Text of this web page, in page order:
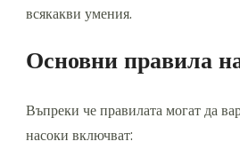
всякакви умения.
Основни правила
Въпреки че правилата могат да
насоки включват: